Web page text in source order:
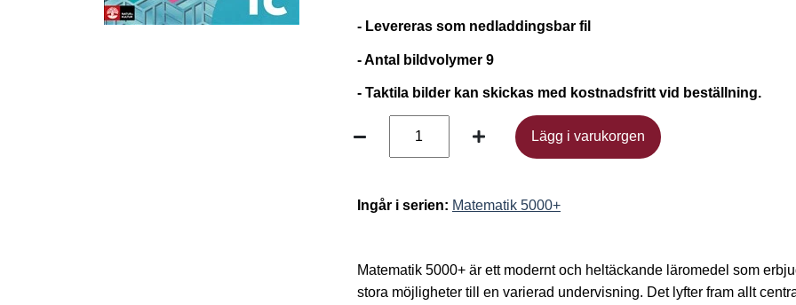
- Levereras som nedladdingsbar fil
- Antal bildvolymer 9
- Taktila bilder kan skickas med kostnadsfritt vid beställning.
Lägg i varukorgen
Lägg i varukorgen
Ingår i serien: Matematik 5000+
Matematik 5000+ är ett modernt och heltäckande läromedel som
stora möjligheter till en varierad undervisning. Det lyfter fram allt